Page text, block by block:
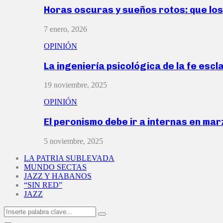
Horas oscuras y sueños rotos: que
7 enero, 2026
OPINIÓN
La ingeniería psicológica de la fe
19 noviembre, 2025
OPINIÓN
El peronismo debe ir a internas en
5 noviembre, 2025
LA PATRIA SUBLEVADA
MUNDO SECTAS
JAZZ Y HABANOS
“SIN RED”
JAZZ
Search
for:
Search